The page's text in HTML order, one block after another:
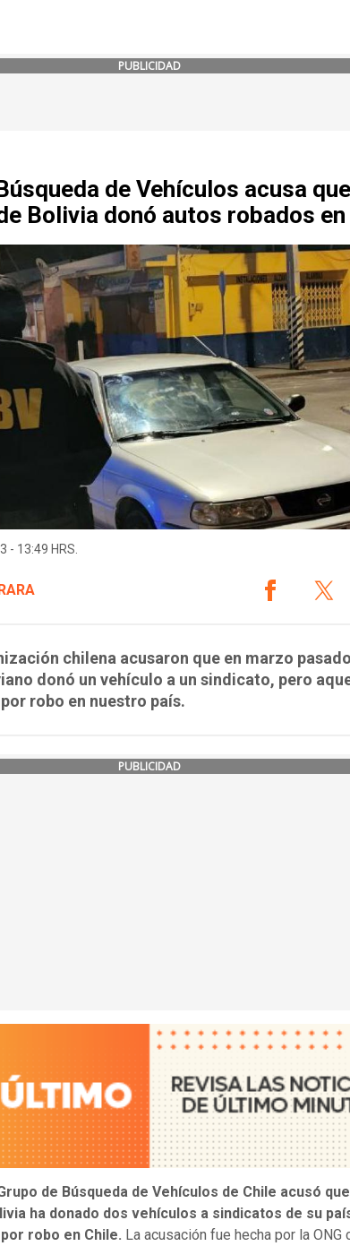
PUBLICIDAD
de Vehículos acusa que
Bolivia donó autos robados
- 13:49 HRS.
chilena acusaron que en marzo
donó un vehículo a un sindicato, pero
robo en nuestro país.
PUBLICIDAD
de Búsqueda de Vehículos de Chile acusó
ha donado dos vehículos a sindicatos de su
robo en Chile. La acusación fue hecha por la ONG